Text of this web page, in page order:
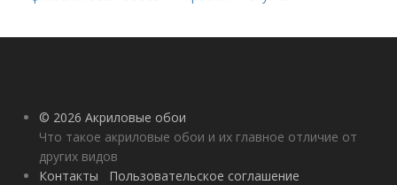
правильно выбрать
© 2026 Акриловые обои
Что такое акриловые обои и их главное отличие от
других видов
Контакты
Пользовательское соглашение